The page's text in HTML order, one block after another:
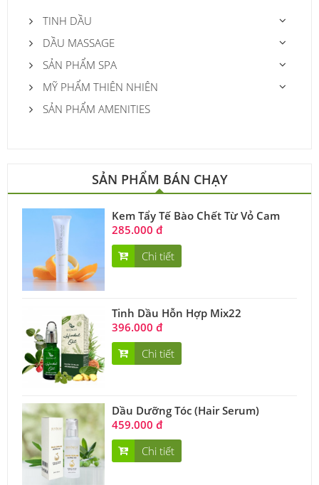
TINH DẦU
DẦU MASSAGE
SẢN PHẨM SPA
MỸ PHẨM THIÊN NHIÊN
SẢN PHẨM AMENITIES
SẢN PHẨM BÁN CHẠY
Kem Tẩy Tế Bào Chết Từ Vỏ Cam
285.000 đ
Chi tiết
Tinh Dầu Hỗn Hợp Mix22
396.000 đ
Chi tiết
Dầu Dưỡng Tóc (Hair Serum)
459.000 đ
Chi tiết